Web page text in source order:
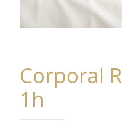
Corporal
1h